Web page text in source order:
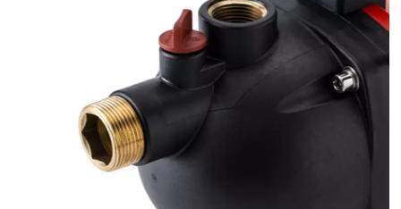
to the list of technologies used.
Powered by
Usercentrics Consent
Management Platform